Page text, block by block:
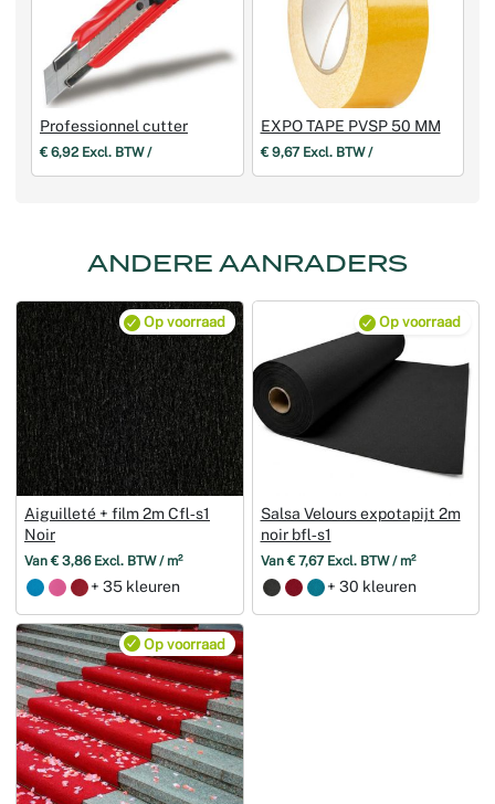
Professionnel cutter
€ 6,92 Excl. BTW /
EXPO TAPE PVSP 50 MM
€ 9,67 Excl. BTW /
ANDERE AANRADERS
Op voorraad
Aiguilleté + film 2m Cfl‑s1
Noir
Van € 3,86 Excl. BTW / m²
+ 35 kleuren
Op voorraad
Salsa Velours expotapijt 2m
noir bfl‑s1
Van € 7,67 Excl. BTW / m²
+ 30 kleuren
Op voorraad